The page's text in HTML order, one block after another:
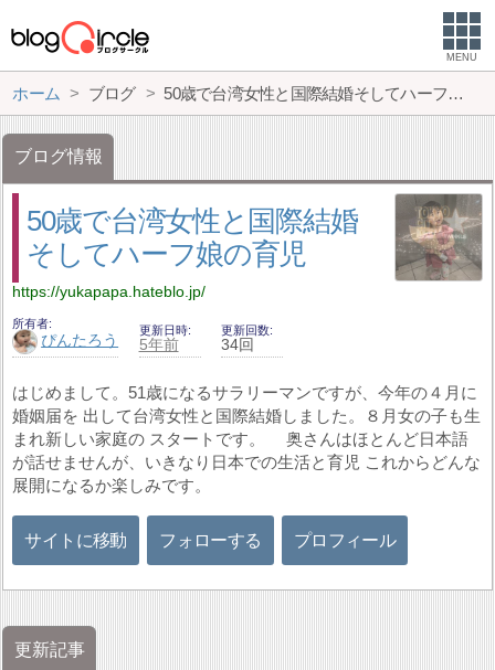
MENU
ホーム ブログ 50歳で台湾女性と国際結婚そしてハーフ娘の育児
ブログ情報
50歳で台湾女性と国際結婚
そしてハーフ娘の育児
https://yukapapa.hateblo.jp/
所有者
ぴんたろう
更新日時
5年前
更新回数
34回
はじめまして。51歳になるサラリーマンですが、今年の４月に
婚姻届を 出して台湾女性と国際結婚しました。８月女の子も生
まれ新しい家庭の スタートです。 奥さんはほとんど日本語
が話せませんが、いきなり日本での生活と育児 これからどんな
展開になるか楽しみです。
サイトに移動 フォローする プロフィール
更新記事